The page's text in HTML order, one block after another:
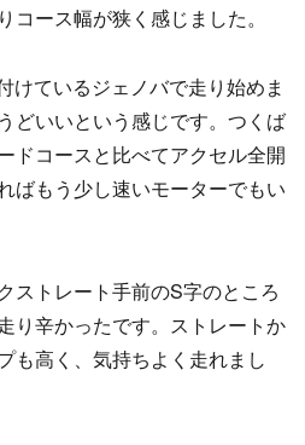
コース幅が狭く感じました。
けているジェノバで走り始めま
どいいという感じです。つくば
ドコースと比べてアクセル全開
ばもう少し速いモーターでもい
ストレート手前のS字のところ
り辛かったです。ストレートか
も高く、気持ちよく走れまし